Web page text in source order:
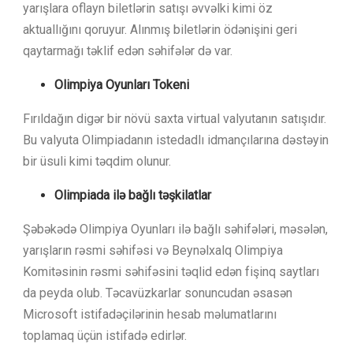
yarışlara oflayn biletlərin satışı əvvəlki kimi öz
aktuallığını qoruyur. Alınmış biletlərin ödənişini geri
qaytarmağı təklif edən səhifələr də var.
Olimpiya Oyunları Tokeni
Fırıldağın digər bir növü saxta virtual valyutanın satışıdır.
Bu valyuta Olimpiadanın istedadlı idmançılarına dəstəyin
bir üsuli kimi təqdim olunur.
Olimpiada ilə bağlı təşkilatlar
Şəbəkədə Olimpiya Oyunları ilə bağlı səhifələri, məsələn,
yarışların rəsmi səhifəsi və Beynəlxalq Olimpiya
Komitəsinin rəsmi səhifəsini təqlid edən fişinq saytları
da peyda olub. Təcavüzkarlar sonuncudan əsasən
Microsoft istifadəçilərinin hesab məlumatlarını
toplamaq üçün istifadə edirlər.